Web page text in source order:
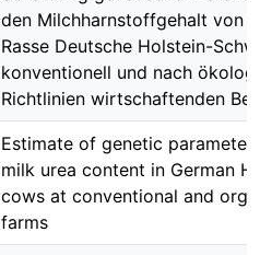
den Milchharnstoffgehalt von
Rasse Deutsche Holstein-
konventionell und nach
Richtlinien wirtschaftenden
Estimate of genetic
milk urea content in German
cows at conventional and
farms